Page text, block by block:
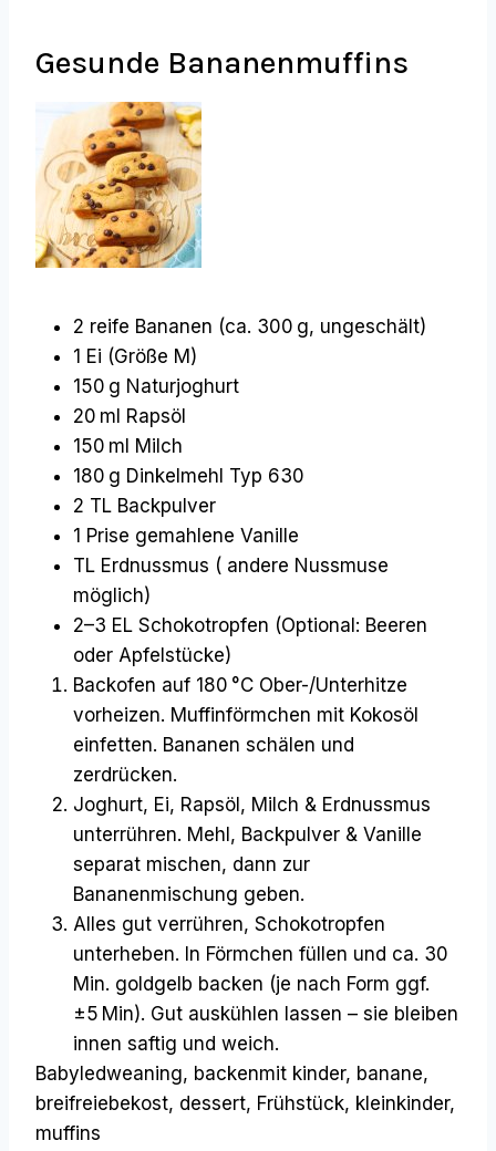
Gesunde Bananenmuffins
2 reife Bananen (ca. 300 g, ungeschält)
1 Ei (Größe M)
150 g Naturjoghurt
20 ml Rapsöl
150 ml Milch
180 g Dinkelmehl Typ 630
2 TL Backpulver
1 Prise gemahlene Vanille
TL Erdnussmus ( andere Nussmuse
möglich)
2–3 EL Schokotropfen (Optional: Beeren
oder Apfelstücke)
Backofen auf 180 °C Ober-/Unterhitze
vorheizen. Muffinförmchen mit Kokosöl
einfetten. Bananen schälen und
zerdrücken.
Joghurt, Ei, Rapsöl, Milch & Erdnussmus
unterrühren. Mehl, Backpulver & Vanille
separat mischen, dann zur
Bananenmischung geben.
Alles gut verrühren, Schokotropfen
unterheben. In Förmchen füllen und ca. 30
Min. goldgelb backen (je nach Form ggf.
±5 Min). Gut auskühlen lassen – sie bleiben
innen saftig und weich.
Babyledweaning, backenmit kinder, banane,
breifreiebekost, dessert, Frühstück, kleinkinder,
muffins